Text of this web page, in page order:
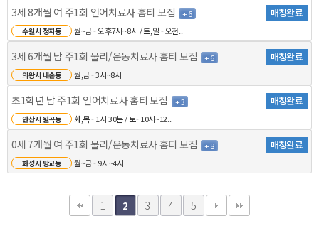
3세 8개월 여 주1회 언어치료사 홈티 모집 + 6 매칭완료
수원시 정자동 월~금 - 오후7시~8시 / 토,일 - 오전..
3세 6개월 남 주1회 물리/운동치료사 홈티 모집 + 6 매칭완료
의왕시 내손동 월,금 - 3시~8시
초1학년 남 주1회 언어치료사 홈티 모집 + 3 매칭완료
안산시 원곡동 화,목 - 1시 30분 / 토- 10시~12..
0세 7개월 여 주1회 물리/운동치료사 홈티 모집 + 8 매칭완료
화성시 방교동 월~금 - 9시~4시
1 2 3 4 5